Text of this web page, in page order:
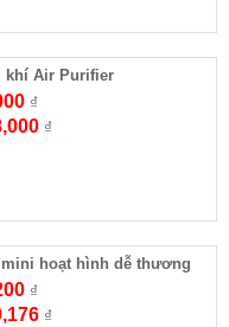
khí Air Purifier
₫
₫
hoạt hình dễ thương
₫
₫